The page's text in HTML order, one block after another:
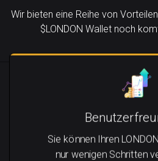
Wir bieten eine Reihe von
$LONDON Wallet noch
Sie können Ihren
nur wenigen Schritten